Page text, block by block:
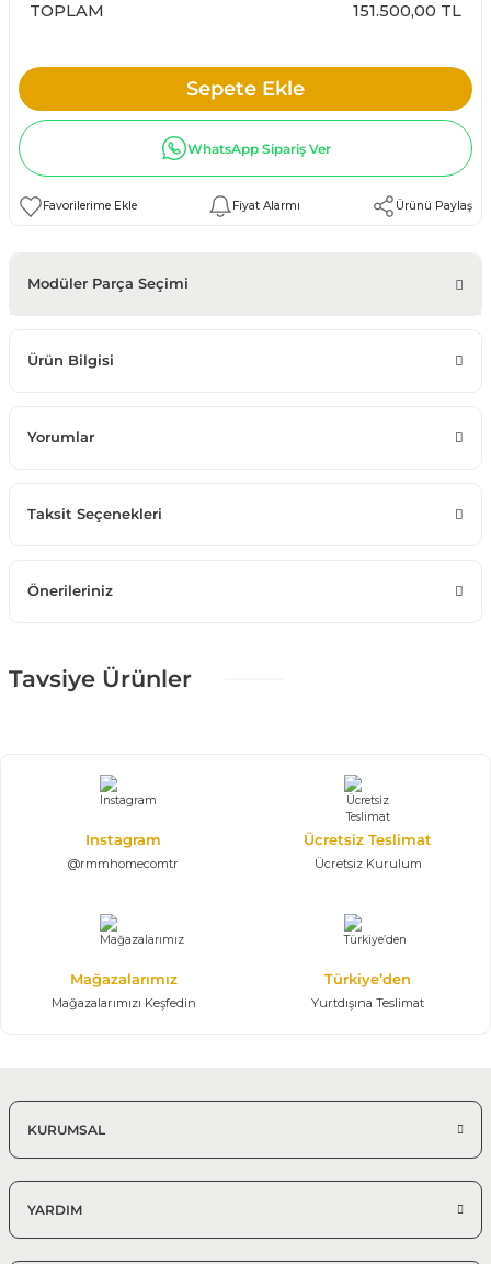
TOPLAM 151.500,00 TL
Sepete Ekle
WhatsApp Sipariş Ver
Fiyat Alarmı Ürünü Paylaş
Modüler Parça Seçimi
Ürün Bilgisi
Yorumlar
Taksit Seçenekleri
Önerileriniz
Tavsiye Ürünler
Instagram
@rmmhomecomtr
Ücretsiz Teslimat
Ücretsiz Kurulum
Mağazalarımız
Mağazalarımızı Keşfedin
Türkiye’den
Yurtdışına Teslimat
KURUMSAL
YARDIM